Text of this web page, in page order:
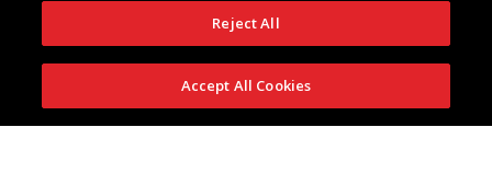
Contatti
Takeda Italia
Reject All
Accept All Cookies